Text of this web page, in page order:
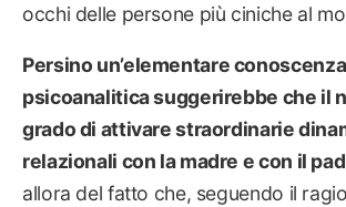
occhi delle persone più ciniche al
Persino un’elementare conoscenza
psicoanalitica suggerirebbe che il
grado di attivare straordinarie
relazionali con la madre e con il
allora del fatto che, seguendo il